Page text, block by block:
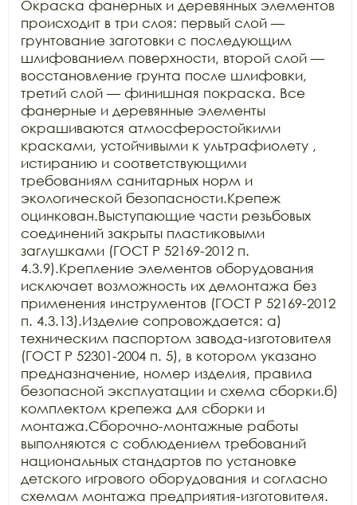
Окраска фанерных и деревянных элементов
происходит в три слоя: первый слой —
грунтование заготовки с последующим
шлифованием поверхности, второй слой —
восстановление грунта после шлифовки,
третий слой — финишная покраска. Все
фанерные и деревянные элементы
окрашиваются атмосферостойкими
красками, устойчивыми к ультрафиолету ,
истиранию и соответствующими
требованиям санитарных норм и
экологической безопасности.Крепеж
оцинкован.Выступающие части резьбовых
соединений закрыты пластиковыми
заглушками (ГОСТ Р 52169-2012 п.
4.3.9).Крепление элементов оборудования
исключает возможность их демонтажа без
применения инструментов (ГОСТ Р 52169-2012
п. 4.3.13).Изделие сопровождается: а)
техническим паспортом завода-изготовителя
(ГОСТ Р 52301-2004 п. 5), в котором указано
предназначение, номер изделия, правила
безопасной эксплуатации и схема сборки.б)
комплектом крепежа для сборки и
монтажа.Сборочно-монтажные работы
выполняются с соблюдением требований
национальных стандартов по установке
детского игрового оборудования и согласно
схемам монтажа предприятия-изготовителя.